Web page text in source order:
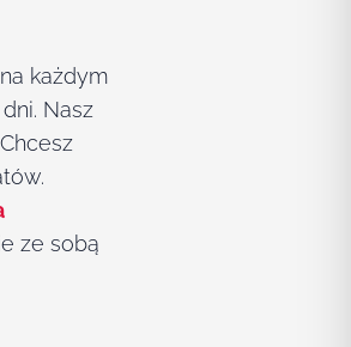
każdym
Nasz
ze sobą